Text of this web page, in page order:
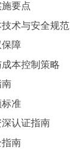
要点
术与安全规范
障
本控制策略
南
准
认证指南
南